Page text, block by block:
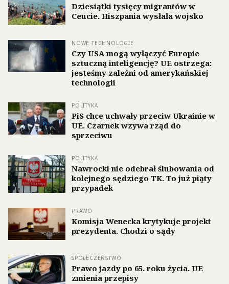
Dziesiątki tysięcy migrantów w
Ceucie. Hiszpania wysłała wojsko
NOWE TECHNOLOGIE
Czy USA mogą wyłączyć Europie
sztuczną inteligencję? UE ostrzega:
jesteśmy zależni od amerykańskiej
technologii
POLITYKA
PiS chce uchwały przeciw Ukrainie w
UE. Czarnek wzywa rząd do
sprzeciwu
POLITYKA
Nawrocki nie odebrał ślubowania od
kolejnego sędziego TK. To już piąty
przypadek
PRAWO
Komisja Wenecka krytykuje projekt
prezydenta. Chodzi o sądy
SPOŁECZEŃSTWO
Prawo jazdy po 65. roku życia. UE
zmienia przepisy